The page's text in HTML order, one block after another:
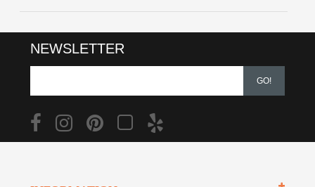
NEWSLETTER
GO!